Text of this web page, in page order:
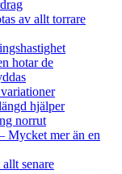
av allt torrare
hotar de
hjälper
norrut
Mycket mer än en
senare